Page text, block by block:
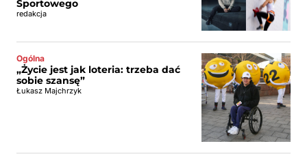
Sportowego
redakcja
Ogólna
„Życie jest jak loteria: trzeba dać
sobie szansę”
Łukasz Majchrzyk